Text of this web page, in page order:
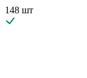
148 шт